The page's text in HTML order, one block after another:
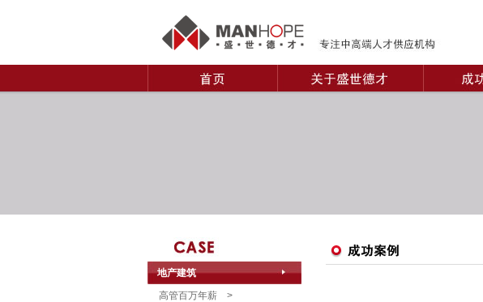
地产建筑
高管百万年薪 >